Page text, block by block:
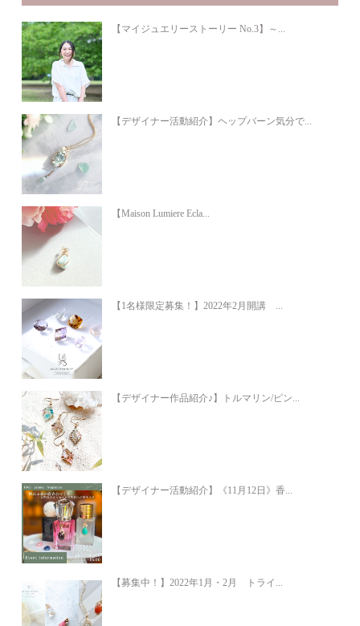
【マイジュエリーストーリー No.3】～...
【デザイナー活動紹介】ヘップバーン気分で...
【Maison Lumiere Ecla...
【1名様限定募集！】2022年2月開講 ...
【デザイナー作品紹介♪】トルマリン/ピン...
【デザイナー活動紹介】《11月12日》香...
【募集中！】2022年1月・2月 トライ...